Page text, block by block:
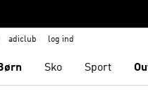
adiclub log ind
Sko Sport